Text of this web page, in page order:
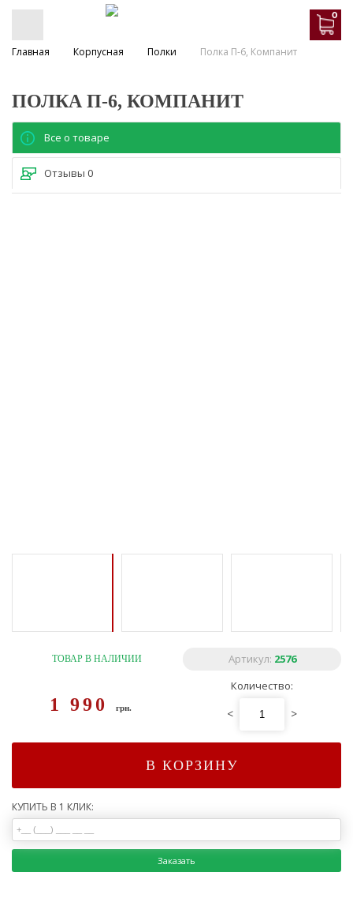
0
Главная Корпусная Полки Полка П-6, Компанит
ПОЛКА П-6, КОМПАНИТ
Все о товаре
Отзывы 0
ТОВАР В НАЛИЧИИ Артикул: 2576
1 990грн.
Количество:
< >
В КОРЗИНУ
КУПИТЬ В 1 КЛИК:
Заказать